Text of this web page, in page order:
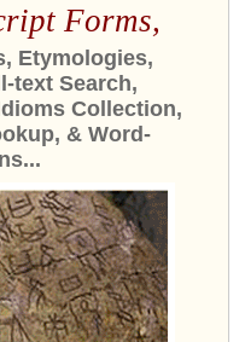
Forms,
Etymologies,
text Search,
Collection,
& Word-